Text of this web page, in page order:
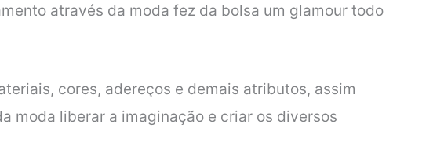
através da moda fez da bolsa um glamour todo
cores, adereços e demais atributos, assim
moda liberar a imaginação e criar os diversos